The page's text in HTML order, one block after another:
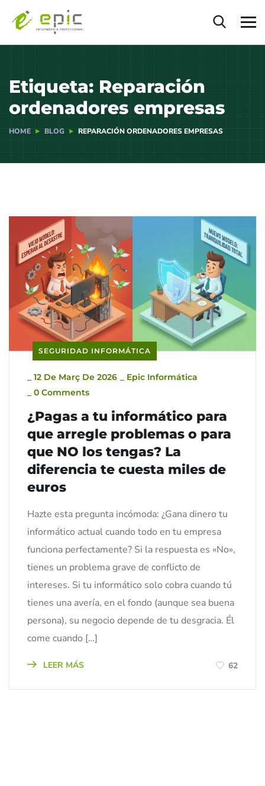
Etiqueta: Reparación
ordenadores empresas
HOME BLOG REPARACIÓN ORDENADORES EMPRESAS
SEGURIDAD INFORMÁTICA
12 De Març De 2026
Epic Informática
0 Comments
¿Pagas a tu informático para
que arregle problemas o para
que NO los tengas? La
diferencia te cuesta miles de
euros
Hazte esta pregunta incómoda: ¿Gana dinero tu
informático actual cuando todo en tu empresa
funciona perfectamente? Si la respuesta es «No»,
tienes un problema grave de conflicto de
intereses. Si tu informático solo cobra cuando tú
tienes una avería, en el fondo (aunque sea buena
persona), su negocio depende de tu desgracia. Él
come cuando […]
LEER MÁS 62